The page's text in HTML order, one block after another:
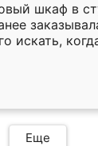
шкаф в
искать,
Служит
нет.
Еще